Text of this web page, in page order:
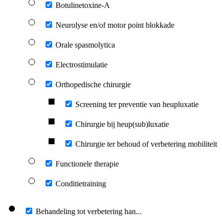
Botulinetoxine-A
Neurolyse en/of motor point blokkade
Orale spasmolytica
Electrostimulatie
Orthopedische chirurgie
Screening ter preventie van heupluxatie
Chirurgie bij heup(sub)luxatie
Chirurgie ter behoud of verbetering mobiliteit
Functionele therapie
Conditietraining
Behandeling tot verbetering han...